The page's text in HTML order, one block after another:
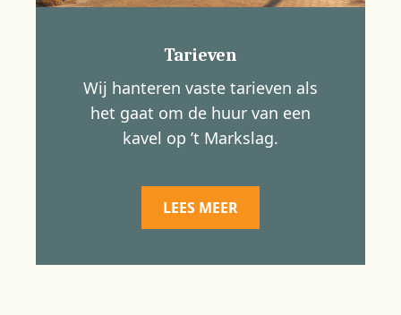
Tarieven
Wij hanteren vaste tarieven als
het gaat om de huur van een
kavel op ’t Markslag.
LEES MEER